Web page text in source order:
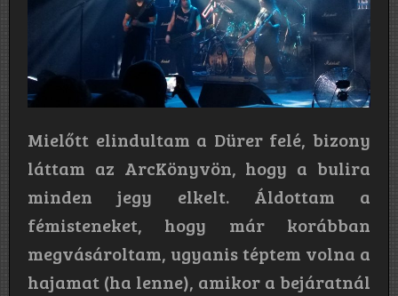
Mielőtt elindultam a Dürer felé, bizony
láttam az ArcKönyvön, hogy a bulira
minden jegy elkelt. Áldottam a
fémisteneket, hogy már korábban
megvásároltam, ugyanis téptem volna a
hajamat (ha lenne), amikor a bejáratnál